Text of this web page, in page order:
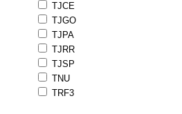
TJCE
TJGO
TJPA
TJRR
TJSP
TNU
TRF3